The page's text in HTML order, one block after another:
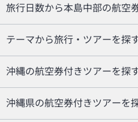
旅行日数から本島中部の航空
テーマから旅行・ツアーを探
沖縄の航空券付きツアーを探
沖縄県の航空券付きツアーを